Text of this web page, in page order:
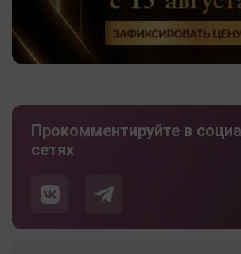
Прокомментируйте в
сетях